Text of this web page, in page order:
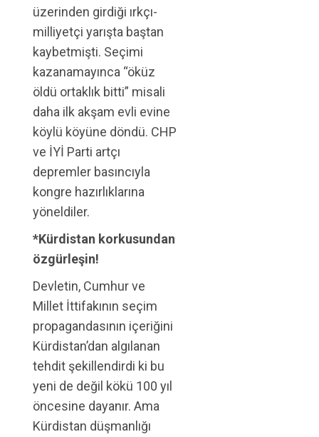
üzerinden girdiği ırkçı-
milliyetçi yarışta baştan
kaybetmişti. Seçimi
kazanamayınca “öküz
öldü ortaklık bitti” misali
daha ilk akşam evli evine
köylü köyüne döndü. CHP
ve İYİ Parti artçı
depremler basıncıyla
kongre hazırlıklarına
yöneldiler.
*Kürdistan korkusundan
özgürleşin!
Devletin, Cumhur ve
Millet İttifakının seçim
propagandasının içeriğini
Kürdistan’dan algılanan
tehdit şekillendirdi ki bu
yeni de değil kökü 100 yıl
öncesine dayanır. Ama
Kürdistan düşmanlığı